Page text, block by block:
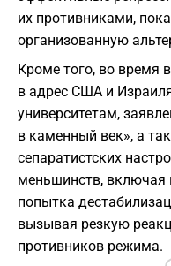
их противниками,
организованную
Кроме того, во время
в адрес США и
университетам,
в каменный век», а
сепаратистских
меньшинств, включая
попытка
вызывая резкую
противников режима.